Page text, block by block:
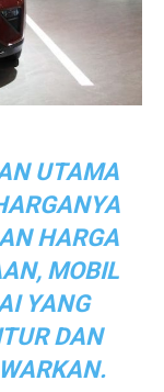
UTAMA
HARGA
MOBIL
YANG
DAN